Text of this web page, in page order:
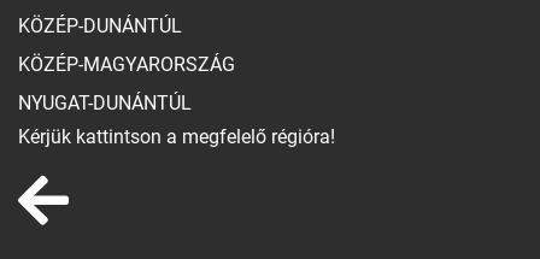
KÖZÉP-DUNÁNTÚL
KÖZÉP-MAGYARORSZÁG
NYUGAT-DUNÁNTÚL
Kérjük kattintson a megfelelő régióra!